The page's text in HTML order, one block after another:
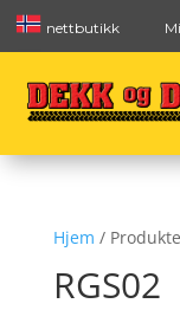
nettbutikk
Hjem /
RGS02